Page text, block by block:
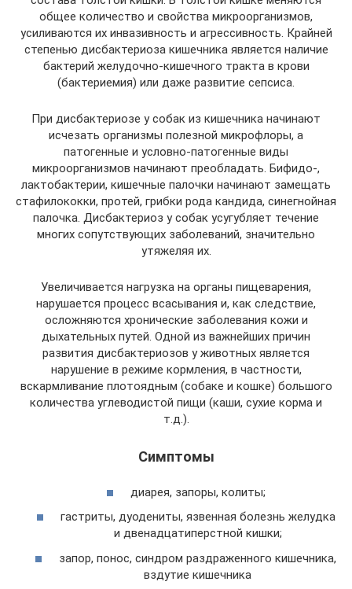
общее количество и свойства микроорганизмов,
усиливаются их инвазивность и агрессивность. Крайней
степенью дисбактериоза кишечника является наличие
бактерий желудочно-кишечного тракта в крови
(бактериемия) или даже развитие сепсиса.
При дисбактериозе у собак из кишечника начинают
исчезать организмы полезной микрофлоры, а
патогенные и условно-патогенные виды
микроорганизмов начинают преобладать. Бифидо-,
лактобактерии, кишечные палочки начинают замещать
стафилококки, протей, грибки рода кандида, синегнойная
палочка. Дисбактериоз у собак усугубляет течение
многих сопутствующих заболеваний, значительно
утяжеляя их.
Увеличивается нагрузка на органы пищеварения,
нарушается процесс всасывания и, как следствие,
осложняются хронические заболевания кожи и
дыхательных путей. Одной из важнейших причин
развития дисбактериозов у животных является
нарушение в режиме кормления, в частности,
вскармливание плотоядным (собаке и кошке) большого
количества углеводистой пищи (каши, сухие корма и
т.д.).
Симптомы
диарея, запоры, колиты;
гастриты, дуодениты, язвенная болезнь желудка
и двенадцатиперстной кишки;
запор, понос, синдром раздраженного кишечника,
вздутие кишечника